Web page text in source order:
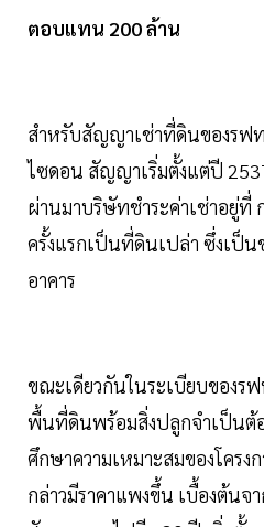
ตอบแทน 200 ล้าน
สำหรับสัญญาเช่าที่ดินของรฟ
ไซดอน สัญญาเริ่มตั้งแต่ปี
ผ่านมาบริษัทชำระค่าเช่าอยู่ที่
ครั้งแรกเป็นที่ดินเปล่า ซึ่งเป็น
อาคาร
ขณะเดียวกันในระเบียบของ
พื้นที่ดินพร้อมสิ่งปลูกจำเป็นต้
ศึกษาความเหมาะสมของโครง
กล่าวมีราคาแพงขึ้น เบื้องต้นจ